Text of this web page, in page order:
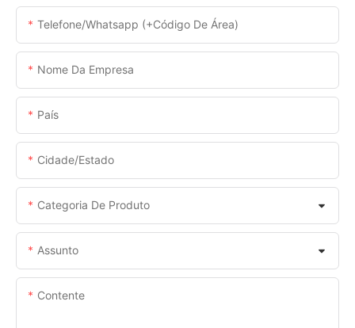
Telefone/whatsapp (+código De Área)
Nome Da Empresa
País
Cidade/estado
Categoria De Produto
Assunto
Contente